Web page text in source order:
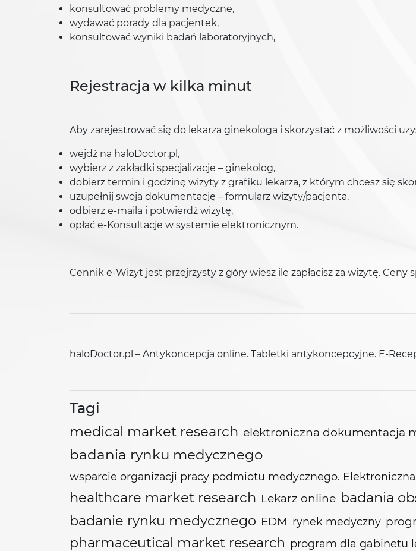
konsultować problemy medyczne,
wydawać porady dla pacjentek,
konsultować wyniki badań laboratoryjnych,
Rejestracja w kilka minut
Aby zarejestrować się do lekarza ginekologa i skorzystać z możliwości
wejdź na haloDoctor.pl,
wybierz z zakładki specjalizacje – ginekolog,
dobierz termin i godzinę wizyty z grafiku lekarza, z którym chcesz się
uzupełnij swoja dokumentację – formularz wizyty/pacjenta,
odbierz e-maila i potwierdź wizytę,
opłać e-Konsultacje w systemie elektronicznym.
Cennik e-Wizyt jest przejrzysty z góry wiesz ile zapłacisz za wizytę.
haloDoctor.pl – Antykoncepcja online. Tabletki antykoncepcyjne. E-
Tagi
medical market research elektroniczna dokumentacja
badania rynku medycznego
wsparcie organizacji pracy podmiotu medycznego.
healthcare market research Lekarz online badania
badanie rynku medycznego EDM rynek medyczny
pharmaceutical market research program dla gabinetu